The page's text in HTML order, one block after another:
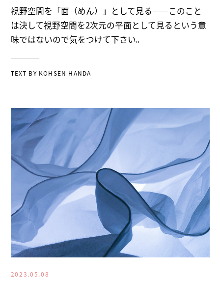
視野空間を「面（めん）」として見る――このこと
は決して視野空間を2次元の平面として見るという意
味ではないので気をつけて下さい。
TEXT BY KOHSEN HANDA
2023.05.08